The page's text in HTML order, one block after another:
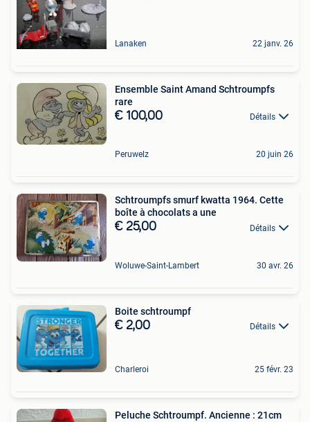
Lanaken 22 janv. 26
Ensemble Saint Amand Schtroumpfs
rare
€ 100,00 Détails
Peruwelz 20 juin 26
Schtroumpfs smurf kwatta 1964. Cette
boîte à chocolats a une
€ 25,00 Détails
Woluwe-Saint-Lambert 30 avr. 26
Boite schtroumpf
€ 2,00 Détails
Charleroi 25 févr. 23
Peluche Schtroumpf. Ancienne : 21cm